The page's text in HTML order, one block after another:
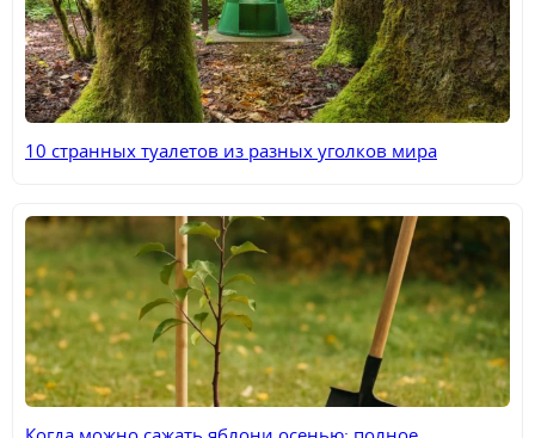
10 странных туалетов из разных уголков мира